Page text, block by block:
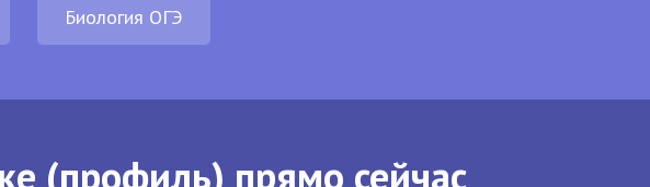
Биология ОГЭ
(профиль) прямо сейчас